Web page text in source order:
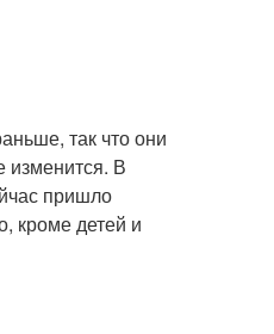
так что они
изменится. В
пришло
кроме детей и